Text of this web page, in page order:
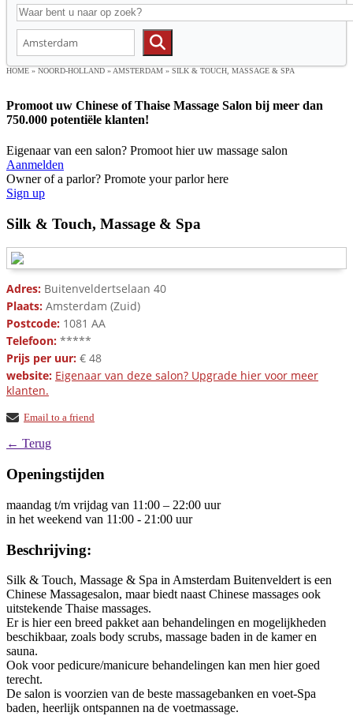
HOME » NOORD-HOLLAND »AMSTERDAM » SILK & TOUCH, MASSAGE & SPA
Promoot uw Chinese of Thaise Massage Salon bij meer dan
750.000 potentiële klanten!
Eigenaar van een salon? Promoot hier uw massage salon
Aanmelden
Owner of a parlor? Promote your parlor here
Sign up
Silk & Touch, Massage & Spa
Adres: Buitenveldertselaan 40
Plaats: Amsterdam (Zuid)
Postcode: 1081 AA
Telefoon: *****
Prijs per uur: € 48
website: Eigenaar van deze salon? Upgrade hier voor meer
klanten.
Email to a friend
← Terug
Openingstijden
maandag t/m vrijdag van 11:00 – 22:00 uur
in het weekend van 11:00 - 21:00 uur
Beschrijving:
Silk & Touch, Massage & Spa in Amsterdam Buitenveldert is een
Chinese Massagesalon, maar biedt naast Chinese massages ook
uitstekende Thaise massages.
Er is hier een breed pakket aan behandelingen en mogelijkheden
beschikbaar, zoals body scrubs, massage baden in de kamer en
sauna.
Ook voor pedicure/manicure behandelingen kan men hier goed
terecht.
De salon is voorzien van de beste massagebanken en voet-Spa
baden, heerlijk ontspannen na de voetmassage.